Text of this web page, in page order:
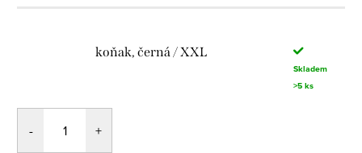
koňak, černá / XXL
Skladem
>5 ks